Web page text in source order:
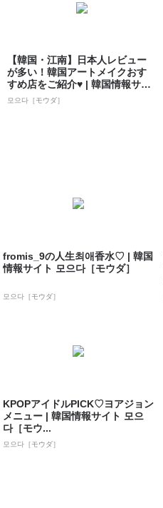
【韓国・江南】日本人レビュー
が多い！韓国アートメイクおす
すめ店をご紹介♥ | 韓国情報サイ
ト 모으...
모으다［モウダ］
fromis_9の人生최애香水♡ | 韓国
情報サイト 모으다［モウダ］
모으다［モウダ］
KPOPアイドルPICK♡ヨアジョン
メニュー | 韓国情報サイト 모으
다［モウ...
모으다［モウダ］